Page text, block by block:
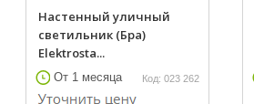
Настенный уличный
светильник (Бра)
Elektrosta...
От 1 месяца Код: 023 262